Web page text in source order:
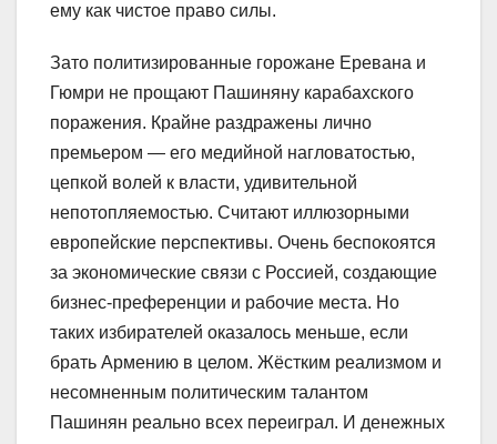
ему как чистое право силы.
Зато политизированные горожане Еревана и
Гюмри не прощают Пашиняну карабахского
поражения. Крайне раздражены лично
премьером — его медийной нагловатостью,
цепкой волей к власти, удивительной
непотопляемостью. Считают иллюзорными
европейские перспективы. Очень беспокоятся
за экономические связи с Россией, создающие
бизнес-преференции и рабочие места. Но
таких избирателей оказалось меньше, если
брать Армению в целом. Жёстким реализмом и
несомненным политическим талантом
Пашинян реально всех переиграл. И денежных